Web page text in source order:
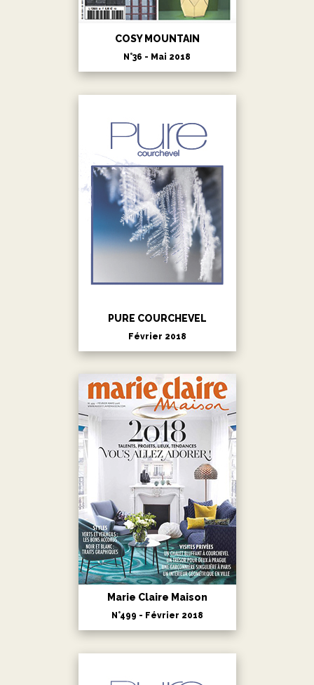
COSY MOUNTAIN
N°36 - Mai 2018
PURE COURCHEVEL
Février 2018
Marie Claire Maison
N°499 - Février 2018